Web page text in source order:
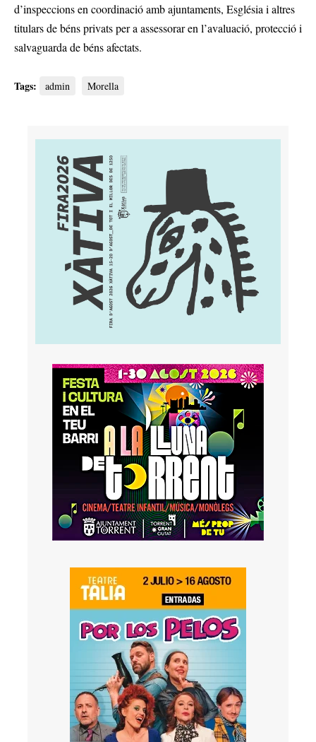
d’inspeccions en coordinació amb ajuntaments, Església i altres
titulars de béns privats per a assessorar en l’avaluació, protecció i
salvaguarda de béns afectats.
Tags: admin Morella